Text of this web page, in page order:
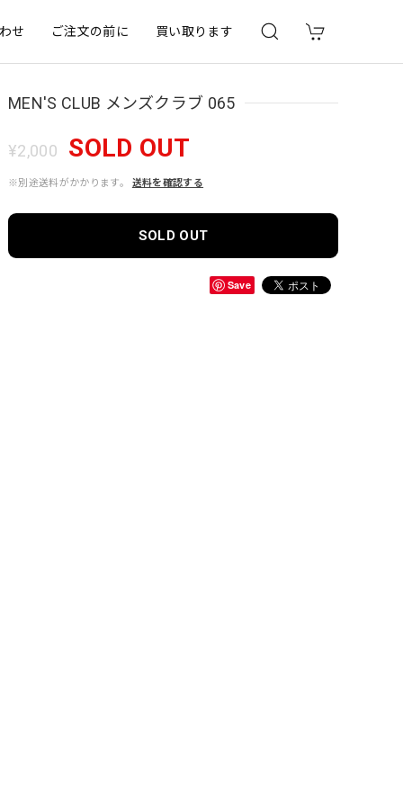
せ ご注文の前に 買い取ります
MEN'S CLUB メンズクラブ 065
¥2,000 SOLD OUT
※別途送料がかかります。 送料を確認する
SOLD OUT
Save